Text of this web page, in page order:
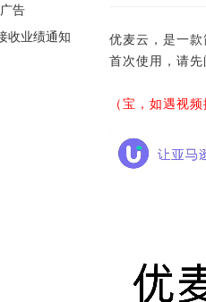
告
收业绩通知
优麦云，是一
首次使用，请
（宝，如遇视